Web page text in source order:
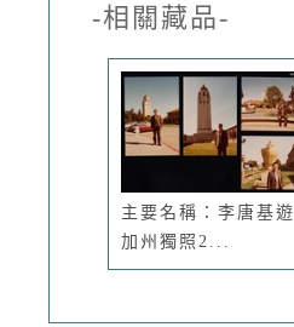
-相關藏品-
主要名稱：李唐基遊
加州獨照2...